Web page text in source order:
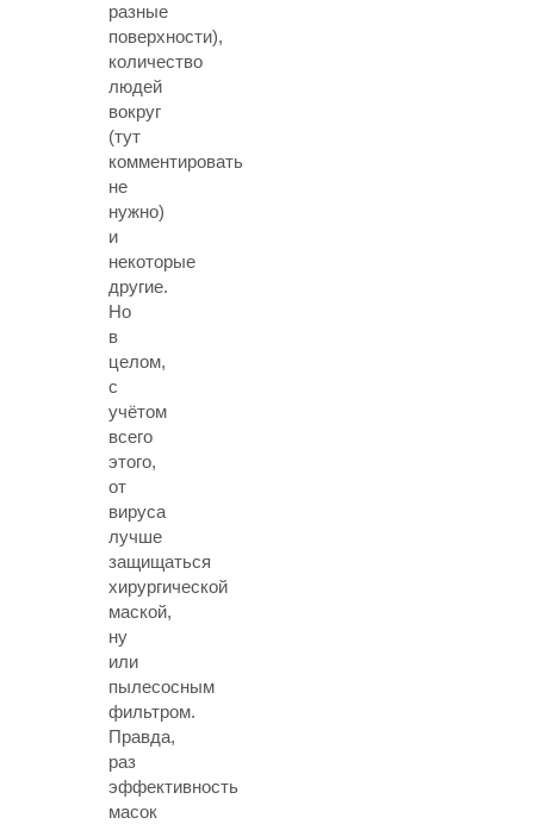
разные
поверхности),
количество
людей
вокруг
(тут
комментировать
не
нужно)
и
некоторые
другие.
Но
в
целом,
с
учётом
всего
этого,
от
вируса
лучше
защищаться
хирургической
маской,
ну
или
пылесосным
фильтром.
Правда,
раз
эффективность
масок